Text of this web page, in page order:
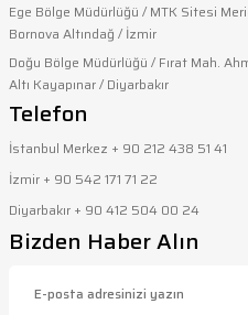
Ege Bölge Müdürlüğü / MTK Sitesi
Bornova Altındağ / İzmir
Doğu Bölge Müdürlüğü / Fırat Mah.
Altı Kayapınar / Diyarbakır
Telefon
İstanbul Merkez + 90 212 438 51 41
İzmir + 90 542 171 71 22
Diyarbakır + 90 412 504 00 24
Bizden Haber Alın